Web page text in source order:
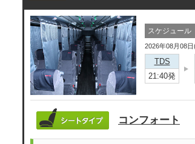
スケジュール
2026年08月08日
TDS
21:40発
コンフォート